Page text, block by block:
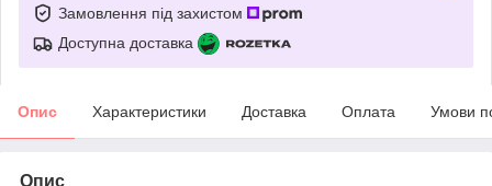
Замовлення під захистом
Доступна доставка
Опис Характеристики Доставка Оплата Умови
Опис